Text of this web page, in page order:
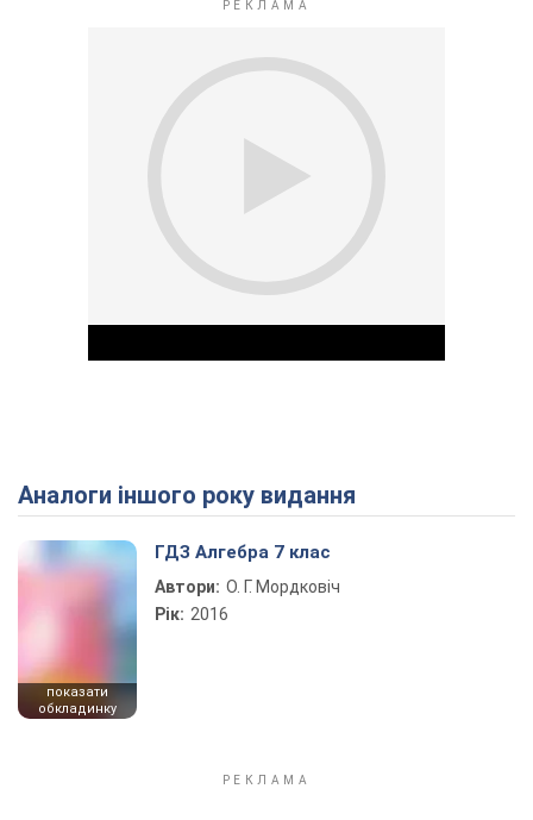
Play Video
Аналоги іншого року видання
показати
обкладинку
ГДЗ Алгебра 7 клас
Автори: О. Г. Мордковіч
Рік: 2016